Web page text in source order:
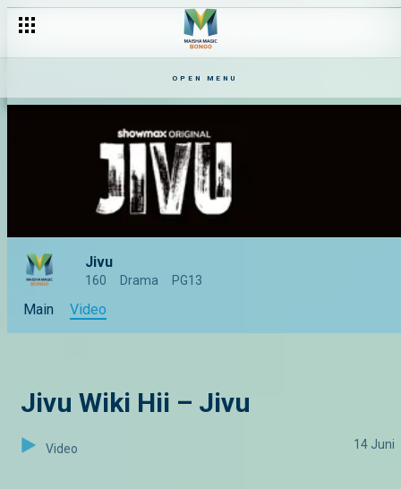
OPEN MENU
Jivu
160 Drama PG13
Main Video
Jivu Wiki Hii – Jivu
Video 14 Juni